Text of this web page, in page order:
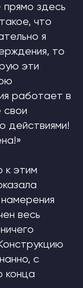
здесь
что
я
то
эти
работает в
свои
действиями!
к этим
весь
с
конца